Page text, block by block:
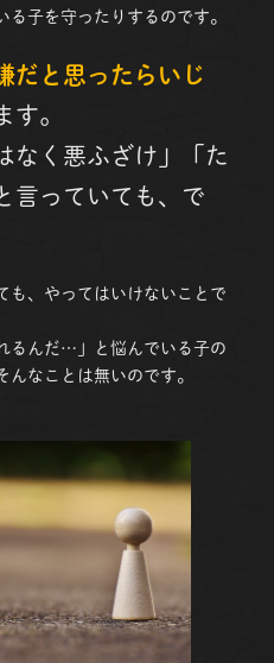
子を守ったりするのです。
だと思ったらいじ
す。
なく悪ふざけ」「た
言っていても、で
も、やってはいけないことで
るんだ…」と悩んでいる子の
なことは無いのです。